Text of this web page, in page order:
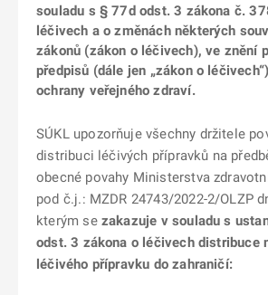
souladu s § 77d odst. 3 zákona č.
léčivech a o změnách některých
zákonů (zákon o léčivech), ve znění
předpisů (dále jen „zákon o
ochrany veřejného zdraví.
SÚKL upozorňuje všechny držitele
distribuci léčivých přípravků na
obecné povahy Ministerstva
pod č.j.: MZDR 24743/2022-2/OLZP
kterým se zakazuje v souladu s
odst. 3 zákona o léčivech distribuce
léčivého přípravku do zahraničí: